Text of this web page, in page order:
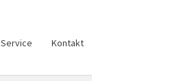
Service Kontakt